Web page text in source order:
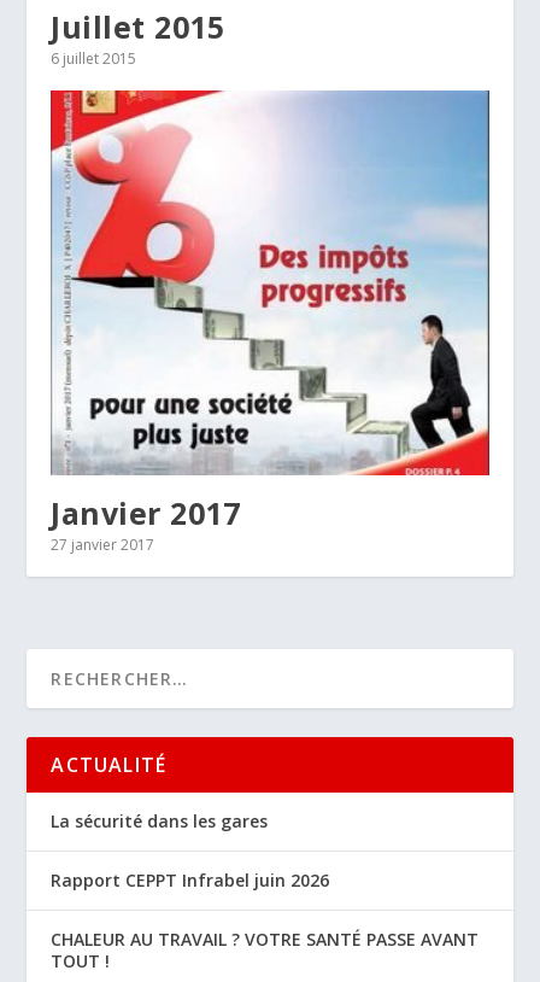
Juillet 2015
6 juillet 2015
Janvier 2017
27 janvier 2017
ACTUALITÉ
La sécurité dans les gares
Rapport CEPPT Infrabel juin 2026
CHALEUR AU TRAVAIL ? VOTRE SANTÉ PASSE AVANT
TOUT !